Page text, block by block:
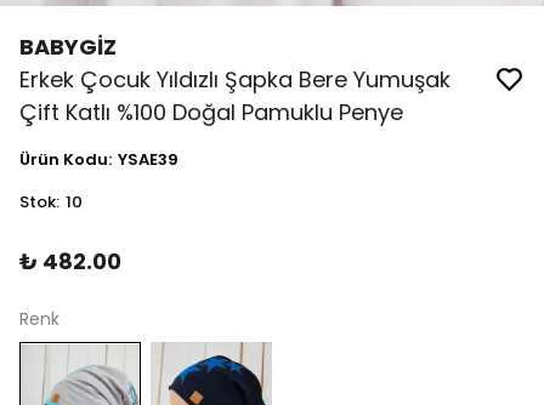
BABYGİZ
Erkek Çocuk Yıldızlı Şapka Bere Yumuşak
Çift Katlı %100 Doğal Pamuklu Penye
Ürün Kodu: YSAE39
Stok: 10
₺ 482.00
Renk